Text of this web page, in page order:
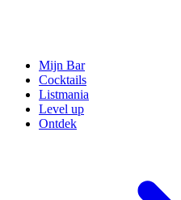
Mijn Bar
Cocktails
Listmania
Level up
Ontdek